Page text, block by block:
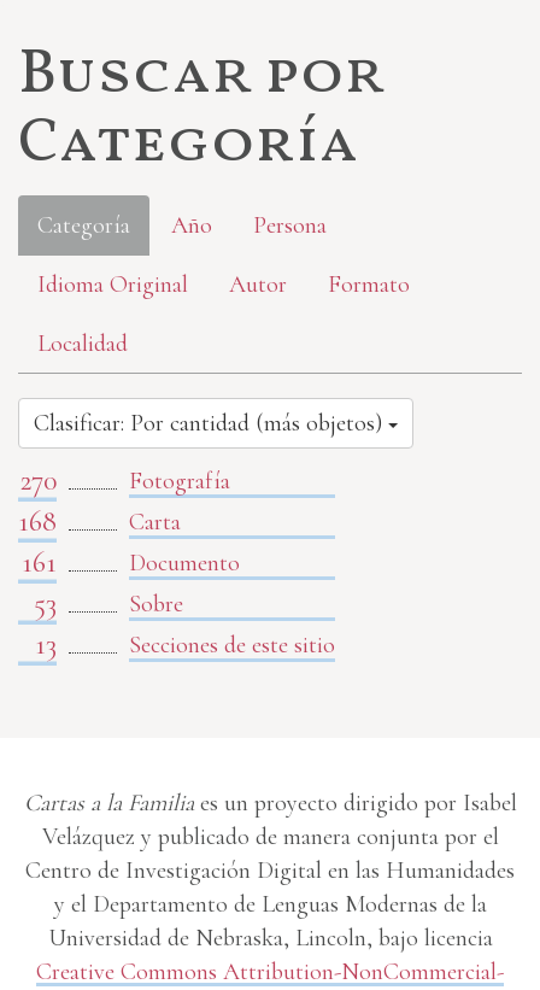
Buscar por
Categoría
Categoría Año Persona
Idioma Original Autor Formato
Localidad
Clasificar: Por cantidad (más objetos)
270 Fotografía
168 Carta
161 Documento
53 Sobre
13 Secciones de este sitio
Cartas a la Familiaes un proyecto dirigido por Isabel
Velázquez y publicado de manera conjunta por el
Centro de Investigación Digital en las Humanidades
y el Departamento de Lenguas Modernas de la
Universidad de Nebraska, Lincoln, bajo licencia
Creative Commons Attribution-NonCommercial-